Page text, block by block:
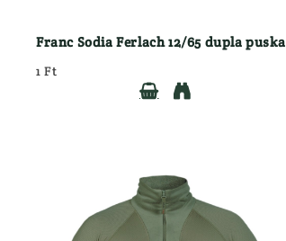
Franc Sodia Ferlach 12/65 dupla puska
1 Ft

